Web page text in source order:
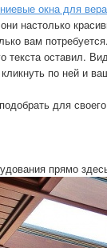
окна для
настолько
вам
текста оставил.
по ней и
для
прямо